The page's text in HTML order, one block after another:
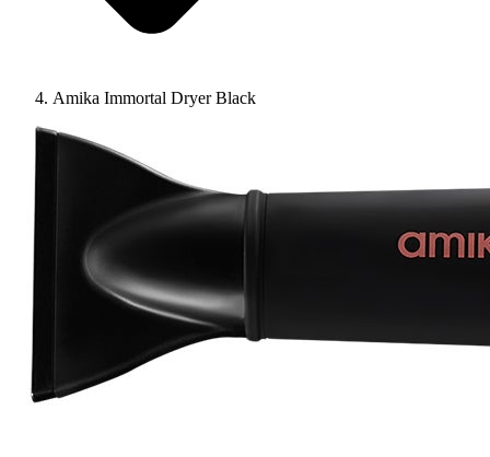
Amika Immortal Dryer Black